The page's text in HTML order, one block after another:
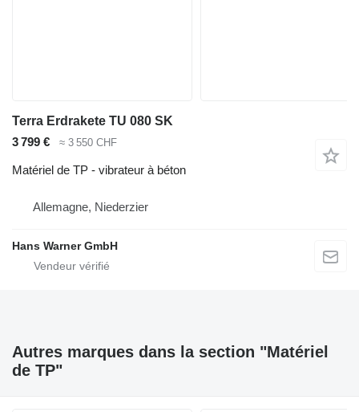
Terra Erdrakete TU 080 SK
3 799 €
≈ 3 550 CHF
Matériel de TP - vibrateur à béton
Allemagne, Niederzier
Hans Warner GmbH
Autres marques dans la section "Matériel
de TP"